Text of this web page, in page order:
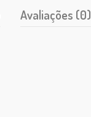
Avaliações (0)